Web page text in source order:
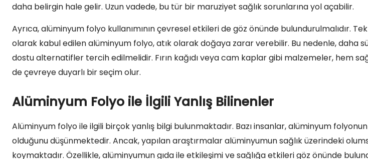
daha belirgin hale gelir. Uzun vadede, bu tür bir maruziyet sağlık sorunlarına yol açabilir.
Ayrıca, alüminyum folyo kullanımının çevresel etkileri de göz önünde bulundurulmalıdır.
olarak kabul edilen alüminyum folyo, atık olarak doğaya zarar verebilir. Bu nedenle, daha
dostu alternatifler tercih edilmelidir. Fırın kağıdı veya cam kaplar gibi malzemeler, hem
de çevreye duyarlı bir seçim olur.
Alüminyum Folyo ile İlgili Yanlış Bilinenler
Alüminyum folyo ile ilgili birçok yanlış bilgi bulunmaktadır. Bazı insanlar, alüminyum
olduğunu düşünmektedir. Ancak, yapılan araştırmalar alüminyumun sağlık üzerindeki
koymaktadır. Özellikle, alüminyumun gıda ile etkileşimi ve sağlığa etkileri göz önünde